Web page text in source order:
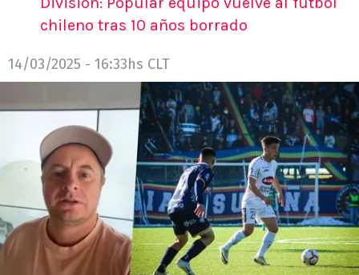
chileno tras 10 años borrado
14/03/2025 - 16:33hs CLT